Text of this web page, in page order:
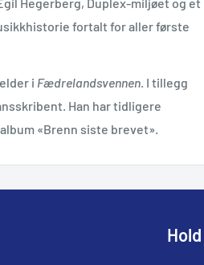
Hegerberg, Duplex-miljøet og et
fortalt for aller første
i Fædrelandsvennen . I tillegg
Han har tidligere
«Brenn siste brevet».